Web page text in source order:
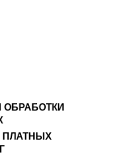
ПЛАТНЫХ